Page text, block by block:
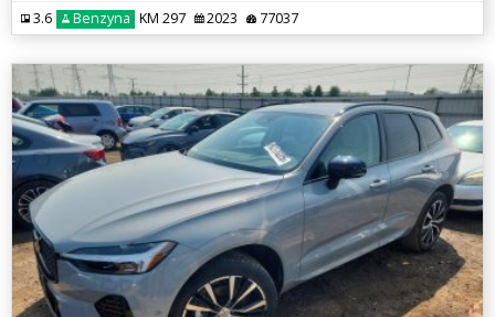
3.6 Benzyna KM 297 2023 77037